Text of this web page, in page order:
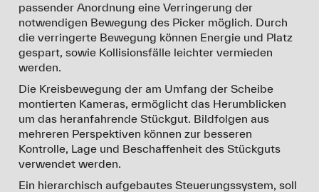
passender Anordnung eine Verringerung der
notwendigen Bewegung des Picker möglich. Durch
die verringerte Bewegung können Energie und Platz
gespart, sowie Kollisionsfälle leichter vermieden
werden.
Die Kreisbewegung der am Umfang der Scheibe
montierten Kameras, ermöglicht das Herumblicken
um das heranfahrende Stückgut. Bildfolgen aus
mehreren Perspektiven können zur besseren
Kontrolle, Lage und Beschaffenheit des Stückguts
verwendet werden.
Ein hierarchisch aufgebautes Steuerungssystem, soll